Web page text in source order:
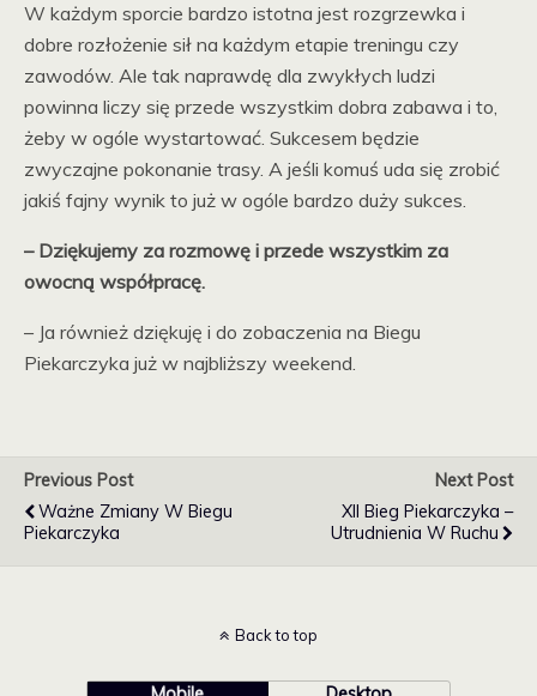
W każdym sporcie bardzo istotna jest rozgrzewka i
dobre rozłożenie sił na każdym etapie treningu czy
zawodów. Ale tak naprawdę dla zwykłych ludzi
powinna liczy się przede wszystkim dobra zabawa i to,
żeby w ogóle wystartować. Sukcesem będzie
zwyczajne pokonanie trasy. A jeśli komuś uda się zrobić
jakiś fajny wynik to już w ogóle bardzo duży sukces.
– Dziękujemy za rozmowę i przede wszystkim za
owocną współpracę.
– Ja również dziękuję i do zobaczenia na Biegu
Piekarczyka już w najbliższy weekend.
Previous Post
Ważne Zmiany W Biegu
Piekarczyka
Next Post
XII Bieg Piekarczyka –
Utrudnienia W Ruchu
Back to top